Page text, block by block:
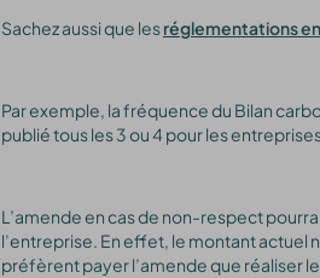
Sachez aussi que lesréglementations
Par exemple, la fréquence du Bilan
publié tous les 3 ou 4 pour les
L’amende en cas de non-respect
l’entreprise. En effet, le montant actuel
préfèrent payer l’amende que réaliser